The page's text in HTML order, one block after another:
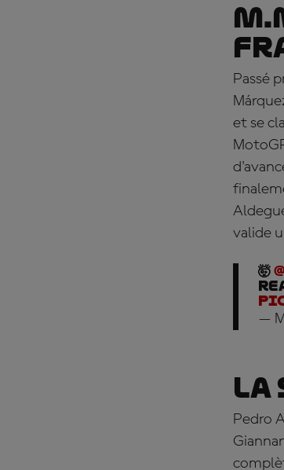
Passé
et se
valide
🤯
—
Pedro